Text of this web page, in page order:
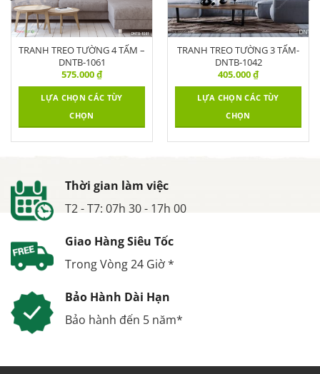
TRANH TREO TƯỜNG 4 TẤM –
DNTB-1061
575.000₫
LỰA CHỌN CÁC TÙY
CHỌN
TRANH TREO TƯỜNG 3 TẤM-
DNTB-1042
405.000₫
LỰA CHỌN CÁC TÙY
CHỌN
Thời gian làm việc
T2 - T7: 07h 30 - 17h 00
Giao Hàng Siêu Tốc
Trong Vòng 24 Giờ *
Bảo Hành Dài Hạn
Bảo hành đến 5 năm*